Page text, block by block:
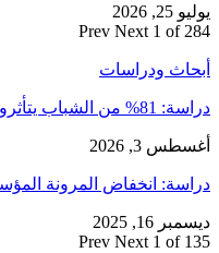
يوليو 25, 2026
Prev Next 1 of 284
أبحاث ودراسات
دراسة: 81% من الشباب يتأثرون بمحتويات رقمية تشجع على…
أغسطس 3, 2026
دراسة: انخفاض المرونة
ديسمبر 16, 2025
Prev Next 1 of 135